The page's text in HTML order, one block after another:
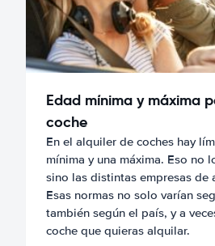
Edad mínima y máxima
coche
En el alquiler de coches hay
mínima y una máxima. Eso no
sino las distintas empresas de
Esas normas no solo varían
también según el país, y a
coche que quieras alquilar.